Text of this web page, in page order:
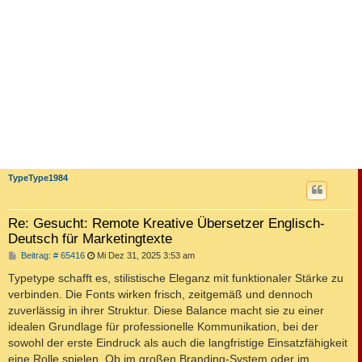
TypeType1984
Re: Gesucht: Remote Kreative Übersetzer Englisch-
Deutsch für Marketingtexte
Beitrag: # 65416B
i
r
a
g
Mi Dez 31, 2025 3:53 am
Typetype schafft es, stilistische Eleganz mit funktionaler Stärke zu
verbinden. Die Fonts wirken frisch, zeitgemäß und dennoch
zuverlässig in ihrer Struktur. Diese Balance macht sie zu einer
idealen Grundlage für professionelle Kommunikation, bei der
sowohl der erste Eindruck als auch die langfristige Einsatzfähigkeit
eine Rolle spielen. Ob im großen Branding-System oder im